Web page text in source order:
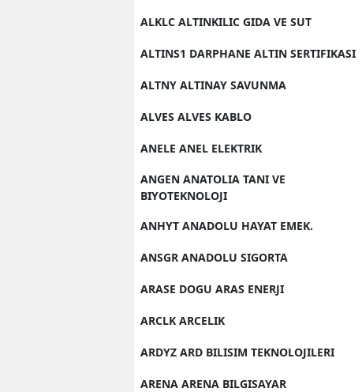
ALKLC ALTINKILIC GIDA VE SUT
ALTINS1 DARPHANE ALTIN SERTIFIKASI
ALTNY ALTINAY SAVUNMA
ALVES ALVES KABLO
ANELE ANEL ELEKTRIK
ANGEN ANATOLIA TANI VE
BIYOTEKNOLOJI
ANHYT ANADOLU HAYAT EMEK.
ANSGR ANADOLU SIGORTA
ARASE DOGU ARAS ENERJI
ARCLK ARCELIK
ARDYZ ARD BILISIM TEKNOLOJILERI
ARENA ARENA BILGISAYAR